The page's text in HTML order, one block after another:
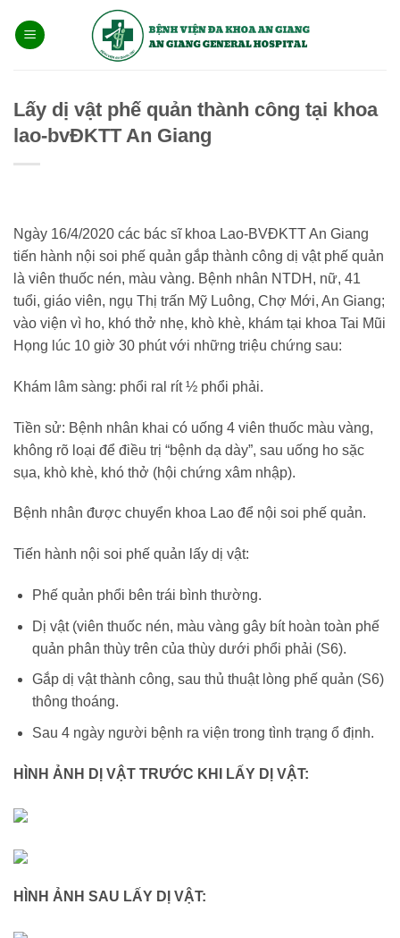
qua
Lấy dị vật phế quản thành công tại khoa
lao-bvĐKTT An Giang
Ngày 16/4/2020 các bác sĩ khoa Lao-BVĐKTT An Giang
tiến hành nội soi phế quản gắp thành công dị vật phế quản
là viên thuốc nén, màu vàng. Bệnh nhân NTDH, nữ, 41
tuổi, giáo viên, ngụ Thị trấn Mỹ Luông, Chợ Mới, An Giang;
vào viện vì ho, khó thở nhẹ, khò khè, khám tại khoa Tai Mũi
Họng lúc 10 giờ 30 phút với những triệu chứng sau:
Khám lâm sàng: phổi ral rít ½ phổi phải.
Tiền sử: Bệnh nhân khai có uống 4 viên thuốc màu vàng,
không rõ loại để điều trị “bệnh dạ dày”, sau uống ho sặc
sụa, khò khè, khó thở (hội chứng xâm nhập).
Bệnh nhân được chuyển khoa Lao để nội soi phế quản.
Tiến hành nội soi phế quản lấy dị vật:
Phế quản phổi bên trái bình thường.
Dị vật (viên thuốc nén, màu vàng gây bít hoàn toàn phế
quản phân thùy trên của thùy dưới phổi phải (S6).
Gắp dị vật thành công, sau thủ thuật lòng phế quản (S6)
thông thoáng.
Sau 4 ngày người bệnh ra viện trong tình trạng ổ định.
HÌNH ẢNH DỊ VẬT TRƯỚC KHI LẤY DỊ VẬT:
HÌNH ẢNH SAU LẤY DỊ VẬT: